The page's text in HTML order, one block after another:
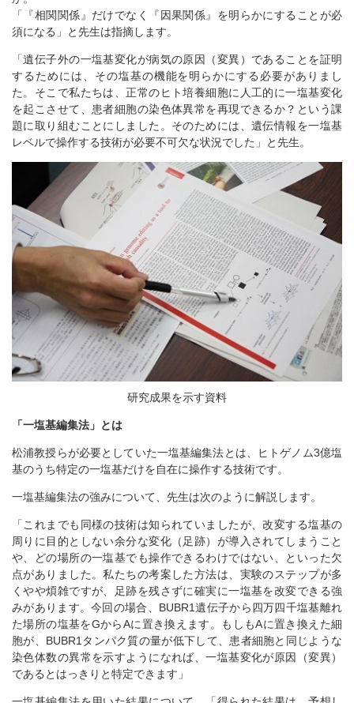
「『相関関係』だけでなく『因果関係』を明らかにすることが必
須になる」と先生は指摘します。
「遺伝子外の一塩基変化が病気の原因（変異）であることを証明
するためには、その塩基の機能を明らかにする必要がありまし
た。そこで私たちは、正常のヒト培養細胞に人工的に一塩基変化
を起こさせて、患者細胞の染色体異常を再現できるか？という課
題に取り組むことにしました。そのためには、遺伝情報を一塩基
レベルで操作する技術が必要不可欠な状況でした」と先生。
研究成果を示す資料
「一塩基編集法」とは
松浦教授らが必要としていた一塩基編集法とは、ヒトゲノム3億塩
基のうち特定の一塩基だけを自在に操作する技術です。
一塩基編集法の強みについて、先生は次のように解説します。
「これまでも同様の技術は知られていましたが、改変する塩基の
周りに目的としない余分な変化（足跡）が導入されてしまうこと
や、どの場所の一塩基でも操作できるわけではない、といった欠
点がありました。私たちの考案した方法は、実験のステップが多
くやや煩雑ですが、足跡を残さずに確実に一塩基を改変できる強
みがあります。今回の場合、BUBR1遺伝子から四万四千塩基離れ
た場所の塩基をGからAに置き換えます。もしもAに置き換えた細
胞が、BUBR1タンパク質の量が低下して、患者細胞と同じような
染色体数の異常を示すようになれば、一塩基変化が原因（変異）
であるとはっきりと特定できます」